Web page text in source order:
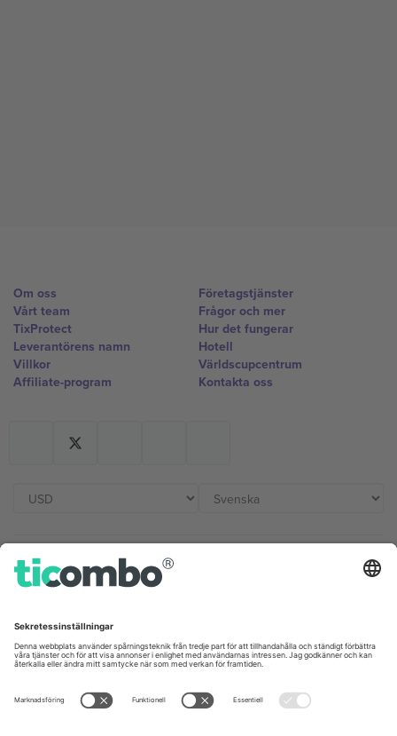
Om oss
Vårt team
TixProtect
Leverantörens namn
Villkor
Affiliate-program
Företagstjänster
Frågor och mer
Hur det fungerar
Hotell
Världscupcentrum
Kontakta oss
Kontor och support
Unter den Linden 24, 10117
Berlin, Germany
London, EC1V 1AW, United
Kingdom
United States
Switzerland